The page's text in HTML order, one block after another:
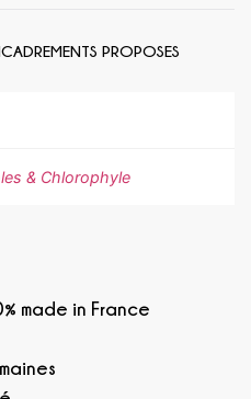
PROPOSES
& Chlorophyle
made in France